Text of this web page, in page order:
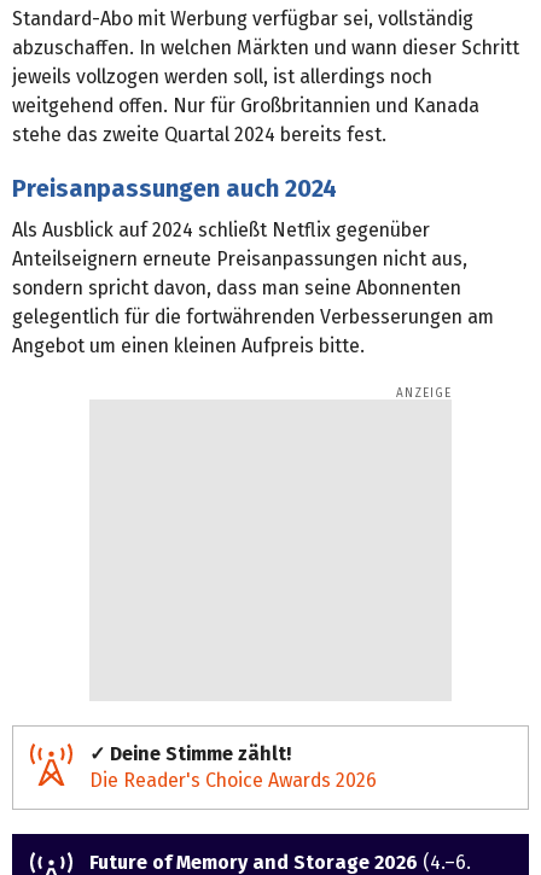
Standard-Abo mit Werbung verfügbar sei, vollständig
abzuschaffen. In welchen Märkten und wann dieser Schritt
jeweils vollzogen werden soll, ist allerdings noch
weitgehend offen. Nur für Großbritannien und Kanada
stehe das zweite Quartal 2024 bereits fest.
Preisanpassungen auch 2024
Als Ausblick auf 2024 schließt Netflix gegenüber
Anteilseignern erneute Preisanpassungen nicht aus,
sondern spricht davon, dass man seine Abonnenten
gelegentlich für die fortwährenden Verbesserungen am
Angebot um einen kleinen Aufpreis bitte.
✓ Deine Stimme zählt!
Die Reader's Choice Awards 2026
Future of Memory and Storage 2026 (4.–6.